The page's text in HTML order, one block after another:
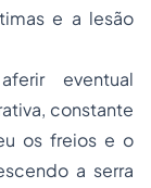
e a lesão
eventual
constante
os freios e o
a serra